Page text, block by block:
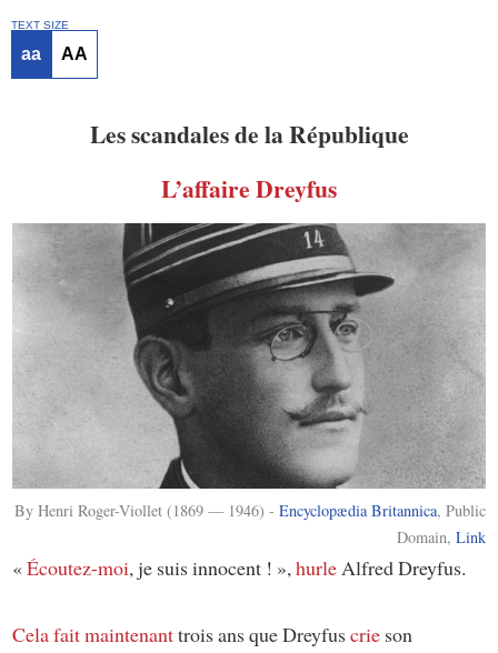
TEXT SIZE
aa AA
Les scandales de la République
L’affaire Dreyfus
By Henri Roger-Viollet (1869 — 1946) -Encyclopædia Britannica, Public
Domain,Link
«Écoutez-moi, je suis innocent ! »,hurleAlfred Dreyfus.
Cela fait maintenanttrois ans que Dreyfuscrieson